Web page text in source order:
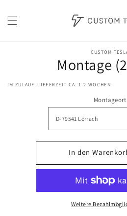
Inhalt
CUSTOM
Montage
IM ZULAUF, LIEFERZEIT CA. 1-2 WOCHEN
Montageort
In den
Weitere